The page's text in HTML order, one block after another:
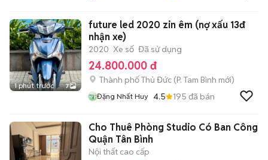
1 phút trước 7
future led 2020 zin êm (nợ xấu 13đ
nhận xe)
2020 Xe số Đã sử dụng
24.800.000 đ
Thành phố Thủ Đức (P. Tam Bình mới)
Đặng Nhất Huy 4.5 195 đã bán
Cho Thuê Phòng Studio Có Ban Công
Quận Tân Bình
Nội thất cao cấp